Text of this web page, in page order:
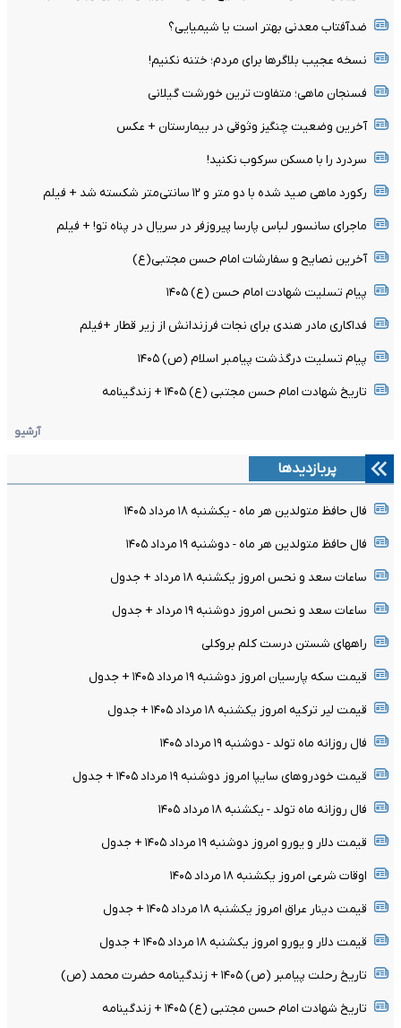
ضدآفتاب معدنی بهتر است یا شیمیایی؟
نسخه عجیب بلاگرها برای مردم؛ ختنه نکنیم!
فسنجان ماهی؛ متفاوت ترین خورشت گیلانی
آخرین وضعیت چنگیز وثوقی در بیمارستان + عکس
سردرد را با مسکن سرکوب نکنید!
رکورد ماهی صید شده با دو متر و ۱۲ سانتی‌متر شکسته شد + فیلم
ماجرای سانسور لباس پارسا پیروزفر در سریال در پناه تو! + فیلم
آخرین نصایح و سفارشات امام حسن مجتبی(ع)
پیام تسلیت شهادت امام حسن (ع) ۱۴۰۵
فداکاری مادر هندی برای نجات فرزندانش از زیر قطار +فیلم
پیام تسلیت درگذشت پیامبر اسلام (ص) ۱۴۰۵
تاریخ شهادت امام حسن مجتبی (ع) ۱۴۰۵ + زندگینامه
آرشیو
پربازدیدها
فال حافظ متولدین هر ماه - یکشنبه ۱۸ مرداد ۱۴۰۵
فال حافظ متولدین هر ماه - دوشنبه ۱۹ مرداد ۱۴۰۵
ساعات سعد و نحس امروز یکشنبه ۱۸ مرداد + جدول
ساعات سعد و نحس امروز دوشنبه ۱۹ مرداد + جدول
راههای شستن درست کلم بروکلی
قیمت سکه پارسیان امروز دوشنبه ۱۹ مرداد ۱۴۰۵ + جدول
قیمت لیر ترکیه امروز یکشنبه ۱۸ مرداد ۱۴۰۵ + جدول
فال روزانه ماه تولد - دوشنبه ۱۹ مرداد ۱۴۰۵
قیمت خودرو‌های سایپا امروز دوشنبه ۱۹ مرداد ۱۴۰۵ + جدول
فال روزانه ماه تولد - یکشنبه ۱۸ مرداد ۱۴۰۵
قیمت دلار و یورو امروز دوشنبه ۱۹ مرداد ۱۴۰۵ + جدول
اوقات شرعی امروز یکشنبه ۱۸ مرداد ۱۴۰۵
قیمت دینار عراق امروز یکشنبه ۱۸ مرداد ۱۴۰۵ + جدول
قیمت دلار و یورو امروز یکشنبه ۱۸ مرداد ۱۴۰۵ + جدول
تاریخ رحلت پیامبر (ص) ۱۴۰۵ + زندگینامه حضرت محمد (ص)
تاریخ شهادت امام حسن مجتبی (ع) ۱۴۰۵ + زندگینامه